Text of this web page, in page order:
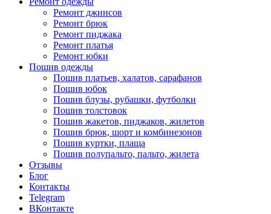
Ремонт джинсов
Ремонт брюк
Ремонт пиджака
Ремонт платья
Ремонт юбки
Пошив одежды
Пошив платьев, халатов, сарафанов
Пошив юбок
Пошив блузы, рубашки, футболки
Пошив толстовок
Пошив жакетов, пиджаков, жилетов
Пошив брюк, шорт и комбинезонов
Пошив куртки, плаща
Пошив полупальто, пальто, жилета
Отзывы
Блог
Контакты
Telegram
ВКонтакте